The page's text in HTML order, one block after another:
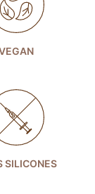
SILICONES